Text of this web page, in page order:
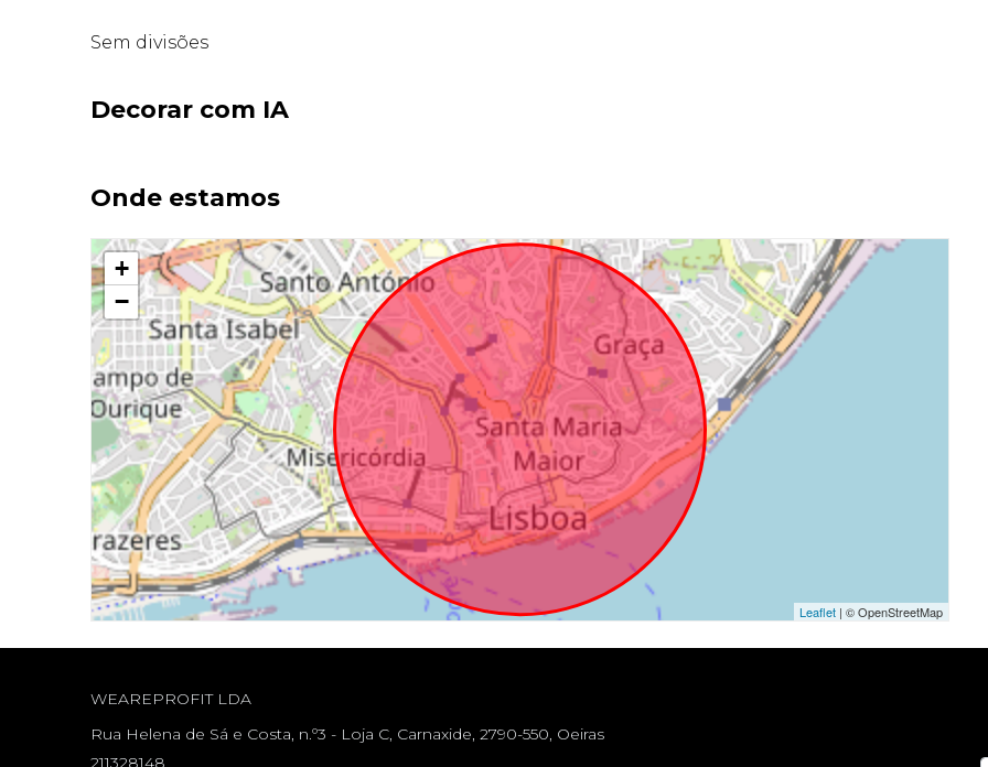
Sem divisões
Decorar com IA
Onde estamos
+
−
Leaflet| © OpenStreetMap
WEAREPROFIT LDA
Rua Helena de Sá e Costa, n.º3 - Loja C, Carnaxide, 2790-550, Oeiras
211328148